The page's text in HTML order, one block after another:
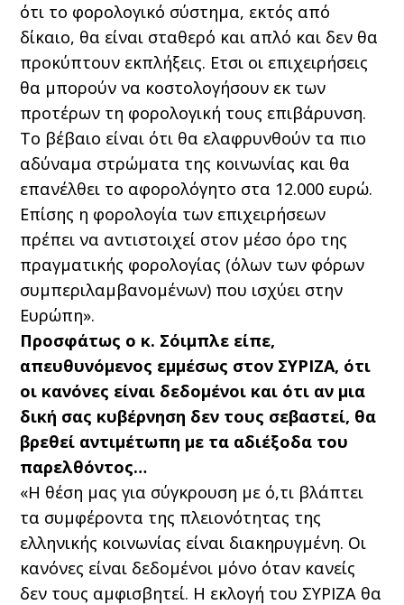
ότι το φορολογικό σύστημα, εκτός από
δίκαιο, θα είναι σταθερό και απλό και δεν θα
προκύπτουν εκπλήξεις. Ετσι οι επιχειρήσεις
θα μπορούν να κοστολογήσουν εκ των
προτέρων τη φορολογική τους επιβάρυνση.
Το βέβαιο είναι ότι θα ελαφρυνθούν τα πιο
αδύναμα στρώματα της κοινωνίας και θα
επανέλθει το αφορολόγητο στα 12.000 ευρώ.
Επίσης η φορολογία των επιχειρήσεων
πρέπει να αντιστοιχεί στον μέσο όρο της
πραγματικής φορολογίας (όλων των φόρων
συμπεριλαμβανομένων) που ισχύει στην
Ευρώπη».
Προσφάτως ο κ. Σόιμπλε είπε,
απευθυνόμενος εμμέσως στον ΣΥΡΙΖΑ, ότι
οι κανόνες είναι δεδομένοι και ότι αν μια
δική σας κυβέρνηση δεν τους σεβαστεί, θα
βρεθεί αντιμέτωπη με τα αδιέξοδα του
παρελθόντος…
«Η θέση μας για σύγκρουση με ό,τι βλάπτει
τα συμφέροντα της πλειονότητας της
ελληνικής κοινωνίας είναι διακηρυγμένη. Οι
κανόνες είναι δεδομένοι μόνο όταν κανείς
δεν τους αμφισβητεί. Η εκλογή του ΣΥΡΙΖΑ θα